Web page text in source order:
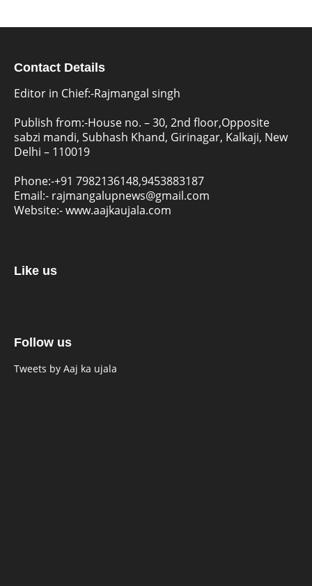
Contact Details
Editor in Chief:-Rajmangal singh
Publish from:-House no. – 30, 2nd floor,Opposite
sabzi mandi, Subhash Khand, Girinagar, Kalkaji, New
Delhi – 110019
Phone:-+91 7982136148,9453883187
Email:- rajmangalupnews@gmail.com
Website:-www.aajkaujala.com
Like us
Follow us
Tweets by Aaj ka ujala